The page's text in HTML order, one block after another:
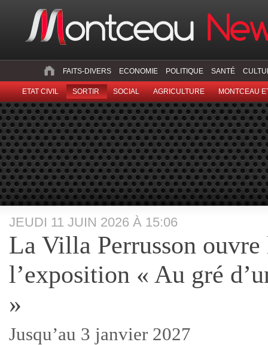
FAITS-DIVERS ECONOMIE POLITIQUE SANTÉ
ETAT CIVIL SORTIR SOCIAL AGRICULTURE MONTCEAU
JEUDI 11 JUIN 2026 À 15:06
La Villa Perrusson ouvre
l’exposition « Au gré
»
Jusqu’au 3 janvier 2027